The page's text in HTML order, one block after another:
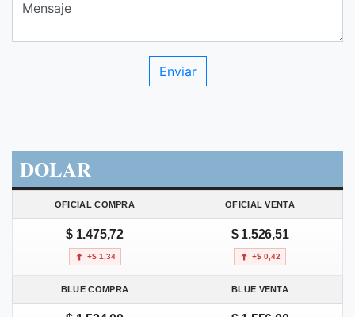
DOLAR
OFICIAL COMPRA OFICIAL VENTA
$ 1.475,72
+$ 1,34
$ 1.526,51
+$ 0,42
BLUE COMPRA BLUE VENTA